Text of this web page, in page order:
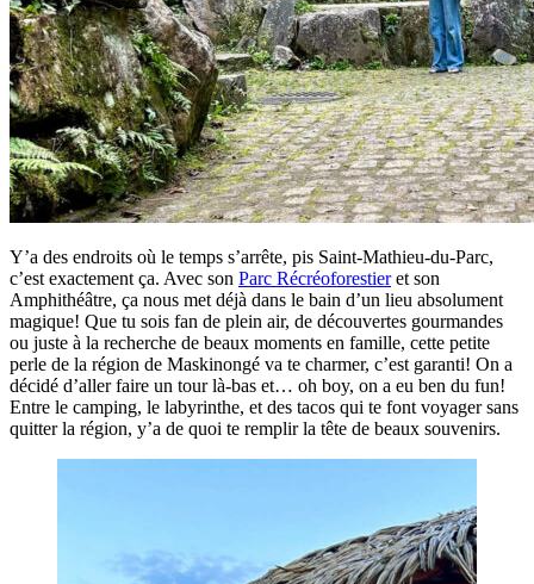
Y’a des endroits où le temps s’arrête, pis Saint-Mathieu-du-Parc,
c’est exactement ça. Avec son Parc Récréoforestieret son
Amphithéâtre, ça nous met déjà dans le bain d’un lieu absolument
magique! Que tu sois fan de plein air, de découvertes gourmandes
ou juste à la recherche de beaux moments en famille, cette petite
perle de la région de Maskinongé va te charmer, c’est garanti! On a
décidé d’aller faire un tour là-bas et… oh boy, on a eu ben du fun!
Entre le camping, le labyrinthe, et des tacos qui te font voyager sans
quitter la région, y’a de quoi te remplir la tête de beaux souvenirs.